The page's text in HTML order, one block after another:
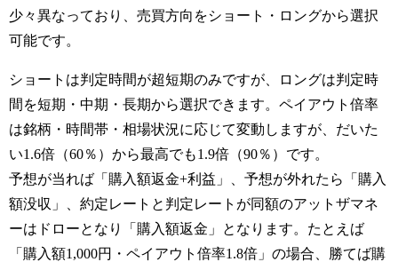
少々異なっており、売買方向をショート・ロングから選択
可能です。
ショートは判定時間が超短期のみですが、ロングは判定時
間を短期・中期・長期から選択できます。ペイアウト倍率
は銘柄・時間帯・相場状況に応じて変動しますが、だいた
い1.6倍（60％）から最高でも1.9倍（90％）です。
予想が当れば「購入額返金+利益」、予想が外れたら「購入
額没収」、約定レートと判定レートが同額のアットザマネ
ーはドローとなり「購入額返金」となります。たとえば
「購入額1,000円・ペイアウト倍率1.8倍」の場合、勝てば購